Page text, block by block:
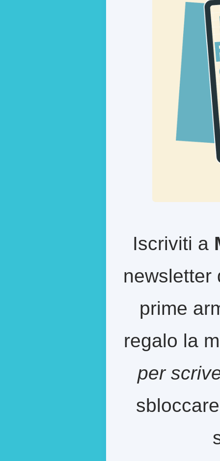
Iscriviti a
newsletter
prime
regalo la
per